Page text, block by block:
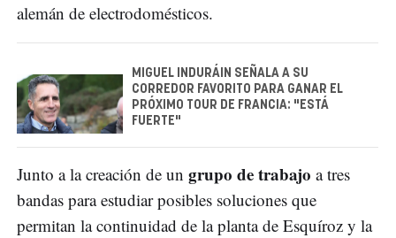
alemán de electrodomésticos.
MIGUEL INDURÁIN SEÑALA A SU
CORREDOR FAVORITO PARA GANAR EL
PRÓXIMO TOUR DE FRANCIA: "ESTÁ
FUERTE"
Junto a la creación de un grupo de trabajo a tres
bandas para estudiar posibles soluciones que
permitan la continuidad de la planta de Esquíroz y la